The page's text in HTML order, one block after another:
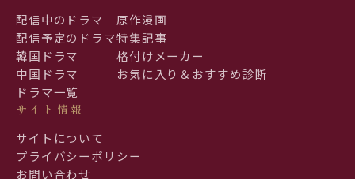
配信中のドラマ
配信予定のドラマ
韓国ドラマ
中国ドラマ
ドラマ一覧
原作漫画
特集記事
格付けメーカー
お気に入り＆おすすめ診断
サイト情報
サイトについて
プライバシーポリシー
お問い合わせ